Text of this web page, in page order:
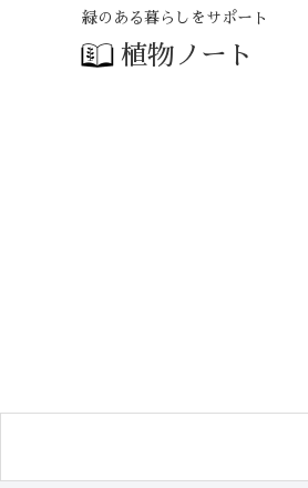
緑のある暮らしをサポート
植物ノート